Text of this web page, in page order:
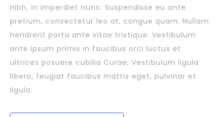
nibh, in imperdiet nunc. Suspendisse eu ante
pretium, consectetur leo at, congue quam. Nullam
hendrerit porta ante vitae tristique. Vestibulum
ante ipsum primis in faucibus orci luctus et
ultrices posuere cubilia Curae; Vestibulum ligula
libero, feugiat faucibus mattis eget, pulvinar et
ligula.